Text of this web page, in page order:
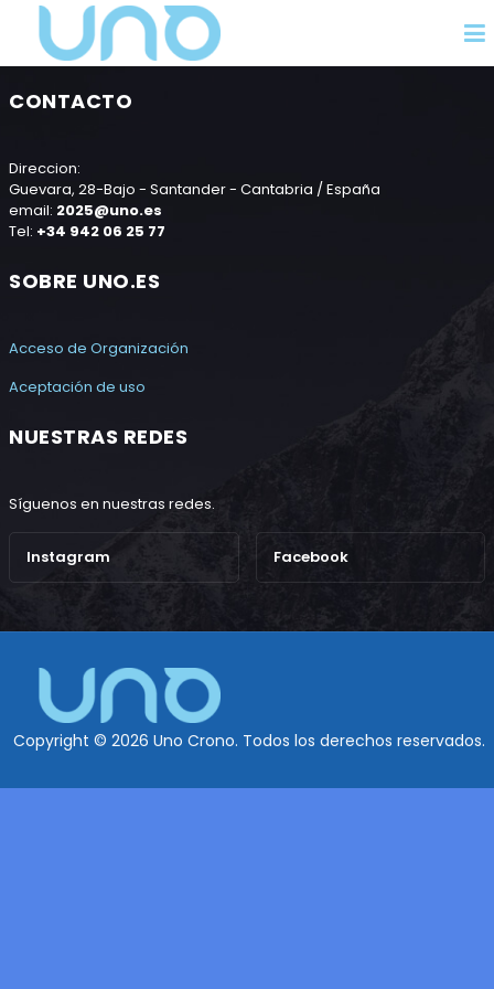
CONTACTO
Direccion:
Guevara, 28-Bajo - Santander - Cantabria / España
email: 2025@uno.es
Tel: +34 942 06 25 77
SOBRE UNO.ES
Acceso de Organización
Aceptación de uso
NUESTRAS REDES
Síguenos en nuestras redes.
Instagram Facebook
Copyright © 2026 Uno Crono. Todos los derechos reservados.